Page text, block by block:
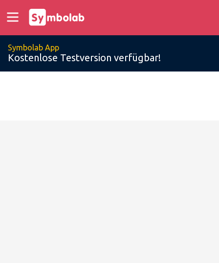
Symbolab App
Kostenlose Testversion verfügbar!